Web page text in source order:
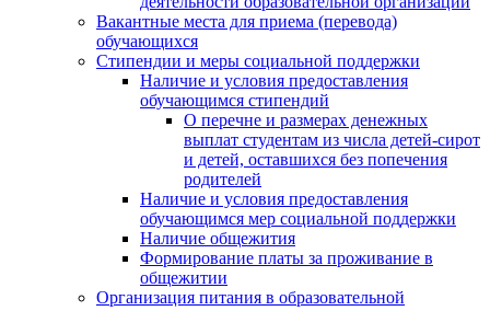
Вакантные места для приема (перевода)
обучающихся
Стипендии и меры социальной поддержки
Наличие и условия предоставления
обучающимся стипендий
О перечне и размерах денежных
выплат студентам из числа детей-сирот
и детей, оставшихся без попечения
родителей
Наличие и условия предоставления
обучающимся мер социальной поддержки
Наличие общежития
Формирование платы за проживание в
общежитии
Организация питания в образовательной